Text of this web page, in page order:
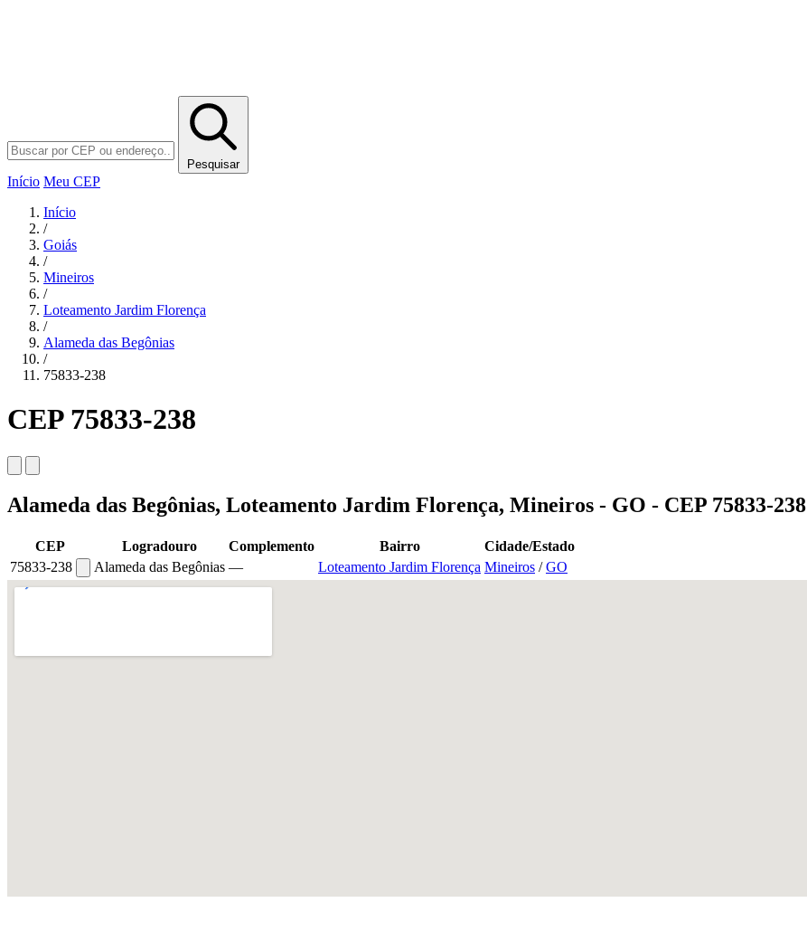
Pesquisar
Início Meu CEP
Início
/
Goiás
/
Mineiros
/
Loteamento Jardim Florença
/
Alameda das Begônias
/
75833-238
CEP 75833-238
Alameda das Begônias, Loteamento Jardim Florença, Mineiros - GO - CEP 75833-238
CEP Logradouro Complemento Bairro
Cidade/Estado
75833-238
Alameda das Begônias — Loteamento Jardim Florença Mineiros /GO